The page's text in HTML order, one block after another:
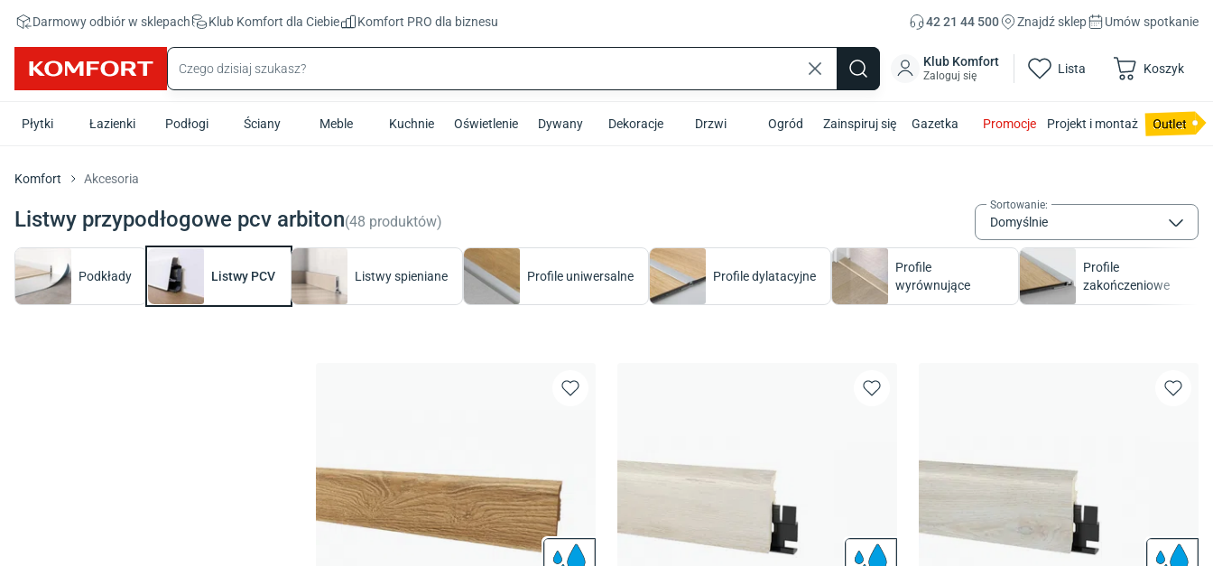
Darmowy odbiór w sklepach Klub Komfort dla Ciebie Komfort PRO dla biznesu 42 21 44 500 Znajdź sklep Umów spotkanie
Klub Komfort
Zaloguj się Lista Koszyk
Płytki Łazienki Podłogi Ściany Meble Kuchnie Oświetlenie Dywany Dekoracje Drzwi Ogród Zainspiruj się Gazetka Promocje Projekt i montaż
Komfort Akcesoria
Listwy przypodłogowe pcv arbiton(48 produktów)
Sortowanie:
Domyślnie
Podkłady Listwy PCV Listwy spieniane Profile uniwersalne Profile dylatacyjne
Profile
wyrównujące
Profile
zakończeniowe